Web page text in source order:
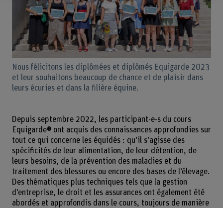
Nous félicitons les diplômées et diplômés Equigarde 2023
et leur souhaitons beaucoup de chance et de plaisir dans
leurs écuries et dans la filière équine.
Depuis septembre 2022, les participant-e-s du cours
Equigarde® ont acquis des connaissances approfondies sur
tout ce qui concerne les équidés : qu’il s’agisse des
spécificités de leur alimentation, de leur détention, de
leurs besoins, de la prévention des maladies et du
traitement des blessures ou encore des bases de l’élevage.
Des thématiques plus techniques tels que la gestion
d’entreprise, le droit et les assurances ont également été
abordés et approfondis dans le cours, toujours de manière